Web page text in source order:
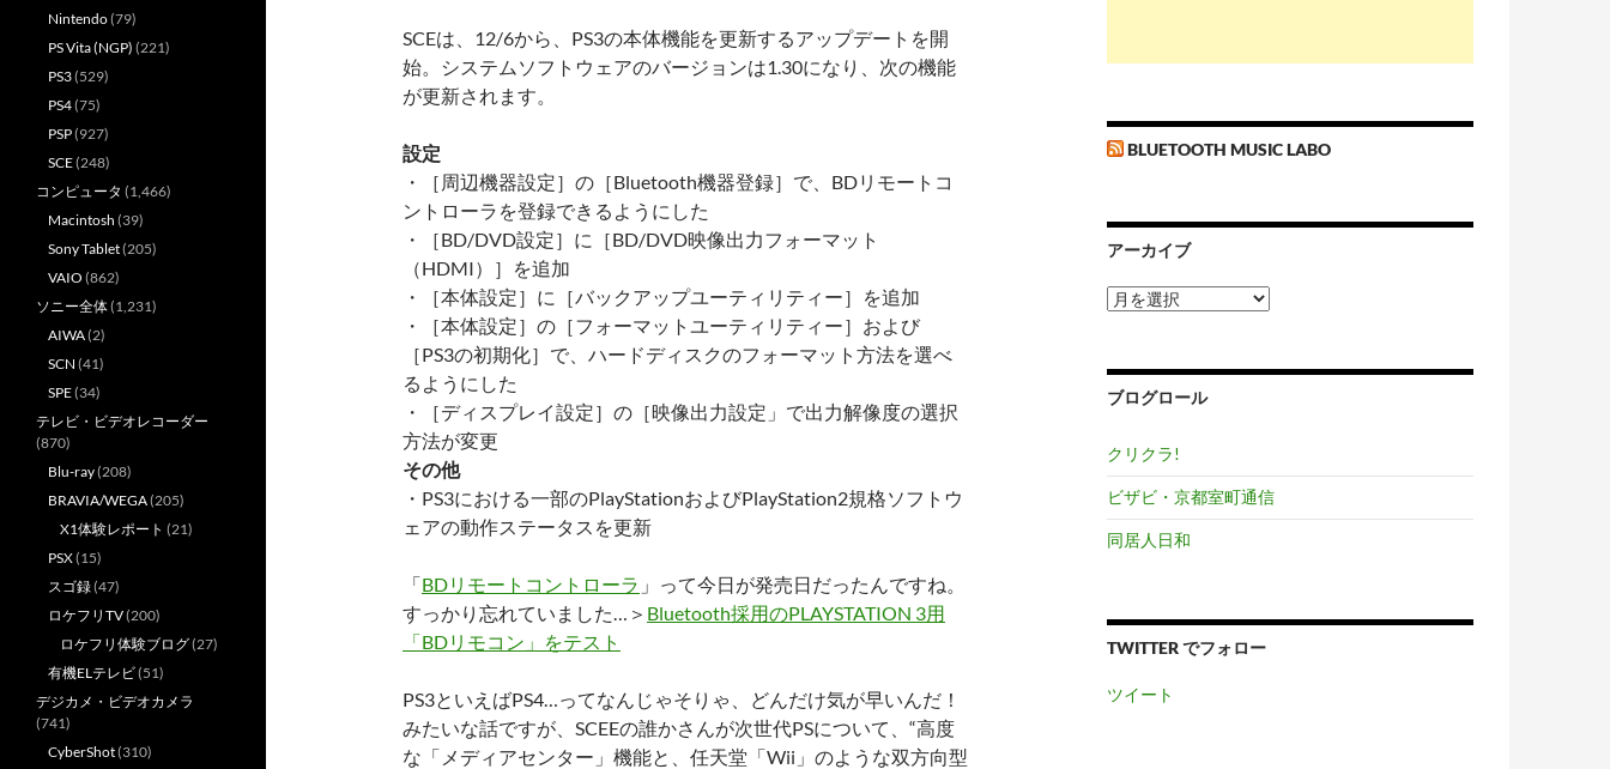
SCEは、12/6から、PS3の本体機能を更新するアップデートを開
始。システムソフトウェアのバージョンは1.30になり、次の機能
が更新されます。
設定
・［周辺機器設定］の［Bluetooth機器登録］で、BDリモートコ
ントローラを登録できるようにした
・［BD/DVD設定］に［BD/DVD映像出力フォーマット
（HDMI）］を追加
・［本体設定］に［バックアップユーティリティー］を追加
・［本体設定］の［フォーマットユーティリティー］および
［PS3の初期化］で、ハードディスクのフォーマット方法を選べ
るようにした
・［ディスプレイ設定］の［映像出力設定」で出力解像度の選択
方法が変更
その他
・PS3における一部のPlayStationおよびPlayStation2規格ソフトウ
ェアの動作ステータスを更新
「BDリモートコントローラ 」って今日が発売日だったんですね。
すっかり忘れていました…＞ Bluetooth採用のPLAYSTATION 3用
「BDリモコン」をテスト
PS3といえばPS4…ってなんじゃそりゃ、どんだけ気が早いんだ！
みたいな話ですが、SCEEの誰かさんが次世代PSについて、“高度
な「メディアセンター」機能と、任天堂「Wii」のような双方向型
BLUETOOTH MUSIC LABO
アーカイブ
ア
ー
ブ
ブログロール
クリクラ!
ビザビ・京都室町通信
同居人日和
TWITTER でフォロー
ツイート
Nintendo(79)
PS Vita (NGP) (221)
PS3(529)
PS4(75)
PSP(927)
SCE(248)
コンピュータ (1,466)
Macintosh (39)
Sony Tablet(205)
VAIO (862)
ソニー全体(1,231)
AIWA(2)
SCN (41)
SPE(34)
テレビ・ビデオレコーダー
(870)
Blu-ray(208)
BRAVIA/WEGA(205)
X1体験レポート (21)
PSX(15)
スゴ録(47)
ロケフリTV(200)
ロケフリ体験ブログ(27)
有機ELテレビ(51)
デジカメ・ビデオカメラ
(741)
CyberShot(310)